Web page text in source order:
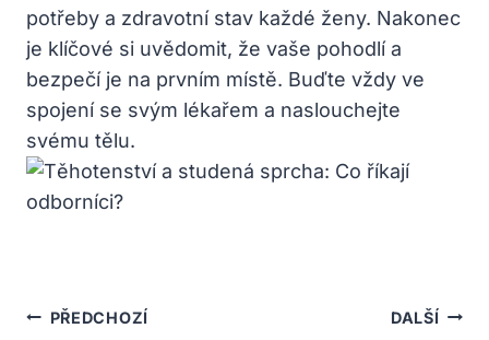
potřeby a zdravotní stav každé ženy. Nakonec
je klíčové si uvědomit, že vaše pohodlí a
bezpečí je na prvním místě. Buďte vždy ve
spojení se svým lékařem a naslouchejte
svému tělu.
Navigace
PŘEDCHOZÍ DALŠÍ